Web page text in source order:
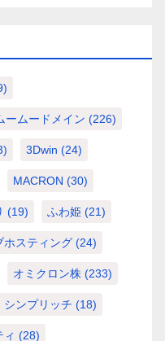
ームードメイン (226)
3Dwin (24)
MACRON (30)
(19) ふわ姫 (21)
ホスティング (24)
オミクロン株 (233)
シンプリッチ (18)
ィ (28)